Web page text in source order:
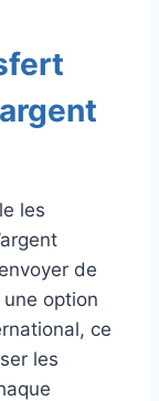
les
de
une option
ce
les